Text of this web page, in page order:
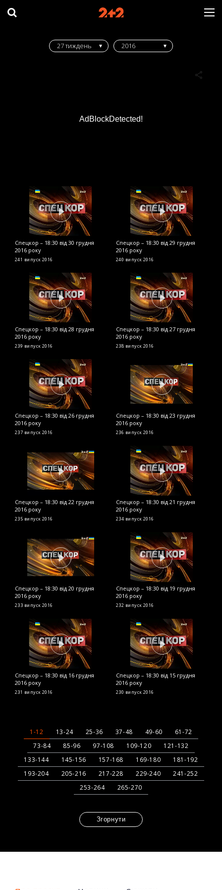
AdBlockDetected!
27 тиждень 2016
Спецкор – 18:30 від 30 грудня
2016 року
241 випуск 2016
Спецкор – 18:30 від 29 грудня
2016 року
240 випуск 2016
Спецкор – 18:30 від 28 грудня
2016 року
239 випуск 2016
Спецкор – 18:30 від 27 грудня
2016 року
238 випуск 2016
Спецкор – 18:30 від 26 грудня
2016 року
237 випуск 2016
Спецкор – 18:30 від 23 грудня
2016 року
236 випуск 2016
Спецкор – 18:30 від 22 грудня
2016 року
235 випуск 2016
Спецкор – 18:30 від 21 грудня
2016 року
234 випуск 2016
Спецкор – 18:30 від 20 грудня
2016 року
233 випуск 2016
Спецкор – 18:30 від 19 грудня
2016 року
232 випуск 2016
Спецкор – 18:30 від 16 грудня
2016 року
231 випуск 2016
Спецкор – 18:30 від 15 грудня
2016 року
230 випуск 2016
1-12 13-24 25-36 37-48 49-60
61-72
73-84
85-96 97-108 109-120
121-132
133-144
145-156 157-168 169-180
181-192
193-204
205-216 217-228 229-240
241-252
253-264
265-270
Згорнути